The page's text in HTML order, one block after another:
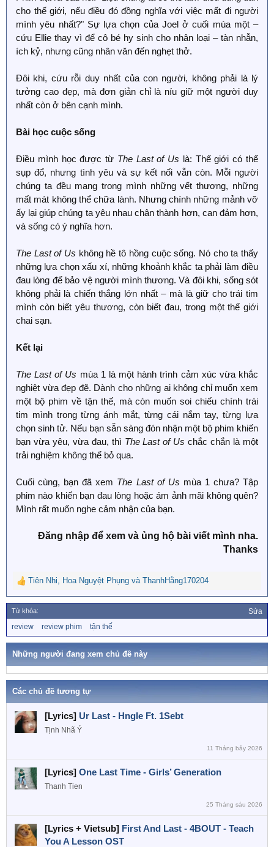
cho thế giới, nếu điều đó đồng nghĩa với việc mất đi người
mình yêu nhất?" Sự lựa chọn của Joel ở cuối mùa một –
cứu Ellie thay vì để cô bé hy sinh cho nhân loại – tàn nhẫn,
ích kỷ, nhưng cũng nhân văn đến nghẹt thở.
Đôi khi, cứu rỗi duy nhất của con người, không phải là lý
tưởng cao đẹp, mà đơn giản chỉ là níu giữ một người duy
nhất còn ở bên cạnh mình.
Bài học cuộc sống
Điều mình học được từ The Last of Us là: Thế giới có thể
sụp đổ, nhưng tình yêu và sự kết nối vẫn còn. Mỗi người
chúng ta đều mang trong mình những vết thương, những
mất mát không thể chữa lành. Nhưng chính những mảnh vỡ
ấy lại giúp chúng ta yêu nhau chân thành hơn, can đảm hơn,
và sống có ý nghĩa hơn.
The Last of Us không hề tô hồng cuộc sống. Nó cho ta thấy
những lựa chọn xấu xí, những khoảnh khắc ta phải làm điều
đau lòng để bảo vệ người mình thương. Và đôi khi, sống sót
không phải là chiến thắng lớn nhất – mà là giữ cho trái tim
mình còn biết yêu thương, còn biết đau, trong một thế giới
chai sạn.
Kết lại
The Last of Us mùa 1 là một hành trình cảm xúc vừa khắc
nghiệt vừa đẹp đẽ. Dành cho những ai không chỉ muốn xem
một bộ phim về tận thế, mà còn muốn soi chiếu chính trái
tim mình trong từng ánh mắt, từng cái nắm tay, từng lựa
chọn sinh tử. Nếu bạn sẵn sàng đón nhận một bộ phim khiến
bạn vừa yêu, vừa đau, thì The Last of Us chắc chắn là một
trải nghiệm không thể bỏ qua.
Cuối cùng, bạn đã xem The Last of Us mùa 1 chưa? Tập
phim nào khiến bạn đau lòng hoặc ám ảnh mãi không quên?
Mình rất muốn nghe cảm nhận của bạn.
Đăng nhập để xem và ủng hộ bài viết mình nha.
Thanks
R
e
a
c
t
o
s
Tiên Nhi, Hoa Nguyệt Phụng và ThanhHằng170204
Từ khóa: Sửa
ừ
k
review review phim tận thế
Những người đang xem chủ đề này
Các chủ đề tương tự
[Lyrics] Ur Last - Hngle Ft. 1Sebt
Tịnh Nhã Ý
11 Tháng bảy 2026
[Lyrics] One Last Time - Girls’ Generation
Thanh Tien
25 Tháng sáu 2026
[Lyrics + Vietsub] First And Last - 4BOUT - Teach
You A Lesson OST